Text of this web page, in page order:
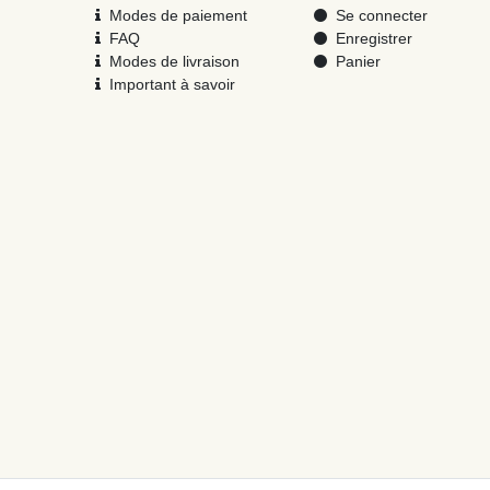
Modes de paiement
FAQ
Modes de livraison
Important à savoir
Se connecter
Enregistrer
Panier